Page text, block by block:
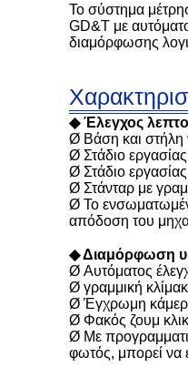
Το σύστημα
GD&T με
διαμόρφωσης
◆ Έλεγχος
Ø Βάση και στήλη
Ø Στάδιο
Ø Στάδιο
Ø Στάνταρ με
Ø Το
απόδοση του
◆ Διαμόρφωση
Ø Αυτόματος
Ø γραμμική
Ø Έγχρωμη
Ø Φακός ζουμ
Ø Με
φωτός, μπορεί να